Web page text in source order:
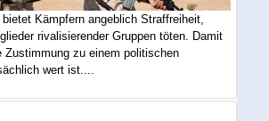
Kämpfern angeblich Straffreiheit,
rivalisierender Gruppen töten. Damit
Zustimmung zu einem politischen
wert ist....